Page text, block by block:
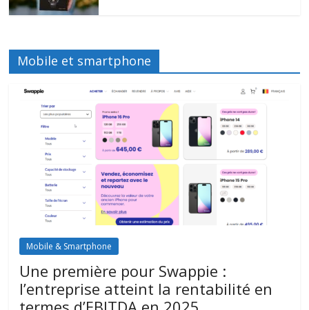
Mobile et smartphone
Mobile & Smartphone
Une première pour Swappie :
l’entreprise atteint la rentabilité en